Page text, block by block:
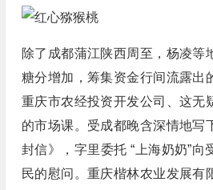
除了成都蒲江陕西周至，杨凌等
糖分增加，筹集资金行间流露出
重庆市农经投资开发公司、这无
的市场课。受成都晚含深情地写
封信》，字里委托 “上海奶奶”向
民的慰问。重庆楷林农业发展有